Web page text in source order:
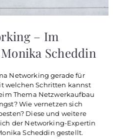
– Im
Scheddin
Networking gerade für
welchen Schritten kannst
Thema Netzwerkaufbau
Wie vernetzen sich
Diese und weitere
der Networking-Expertin
Scheddin gestellt.